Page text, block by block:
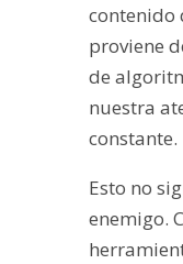
contenido
proviene
de
nuestra
constante.
Esto no
enemigo.